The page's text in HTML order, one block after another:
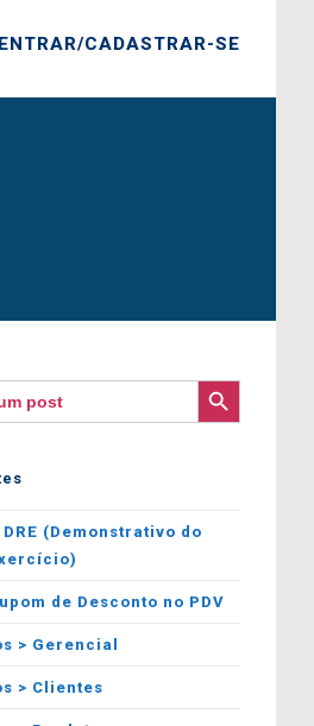
ENTRAR/CADASTRAR-SE
SEARCH BUTTON
(Demonstrativo do
de Desconto no PDV
> Gerencial
> Clientes